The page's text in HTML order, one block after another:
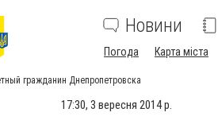
Новини
Погода Карта міста
гражданин Днепропетровска
17:30, 3 вересня 2014 р.